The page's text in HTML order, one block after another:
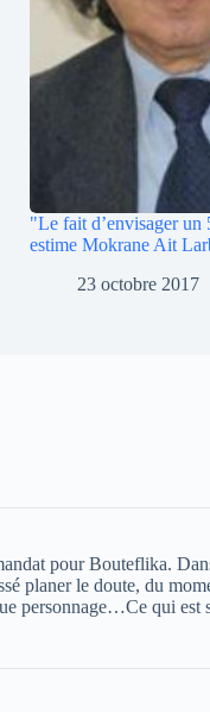
"Le fait d’envisager un
estime Mokrane Ait
23 octobre 2017
pour Bouteflika.
planer le doute, du
personnage…Ce qui est